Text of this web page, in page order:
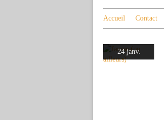
Accueil Contact
24 janv.